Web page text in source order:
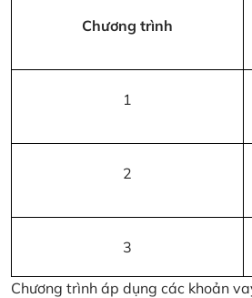
Chương trình
1
2
3
Chương trình áp dụng các khoản